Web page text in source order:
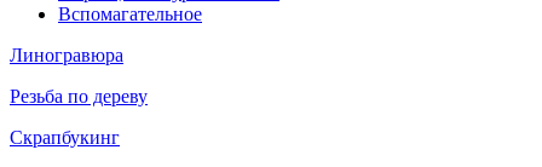
Вспомагательное
Линогравюра
Резьба по дереву
Скрапбукинг